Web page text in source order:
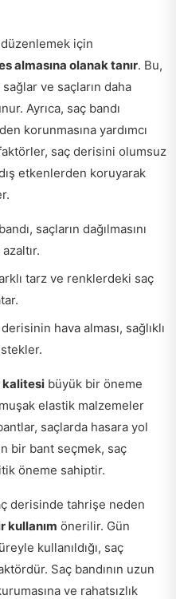
düzenlemek için
almasına olanak tanır. Bu,
ve saçların daha
Ayrıca, saç bandı
korunmasına yardımcı
saç derisini olumsuz
etkenlerden koruyarak
saçların dağılmasını
tarz ve renklerdeki saç
hava alması, sağlıklı
kalitesi büyük bir öneme
elastik malzemeler
saçlarda hasara yol
bir bant seçmek, saç
öneme sahiptir.
derisinde tahrişe neden
kullanım önerilir. Gün
kullanıldığı, saç
Saç bandının uzun
ve rahatsızlık